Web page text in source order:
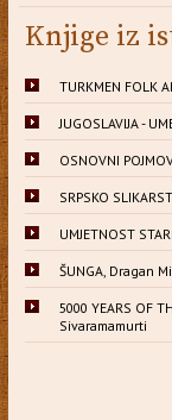
Knjige iz
TURKMEN FOLK
JUGOSLAVIJA -
OSNOVNI
SRPSKO
UMJETNOST
ŠUNGA, Dragan
5000 YEARS OF
Sivaramamurti